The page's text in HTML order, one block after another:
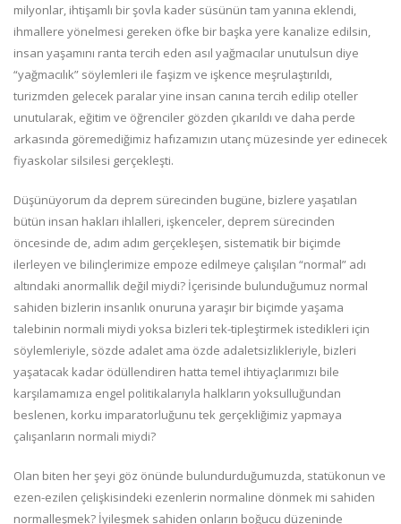
milyonlar, ihtişamlı bir şovla kader süsünün tam yanına eklendi,
ihmallere yönelmesi gereken öfke bir başka yere kanalize edilsin,
insan yaşamını ranta tercih eden asıl yağmacılar unutulsun diye
“yağmacılık” söylemleri ile faşizm ve işkence meşrulaştırıldı,
turizmden gelecek paralar yine insan canına tercih edilip oteller
unutularak, eğitim ve öğrenciler gözden çıkarıldı ve daha perde
arkasında göremediğimiz hafızamızın utanç müzesinde yer edinecek
fiyaskolar silsilesi gerçekleşti.
Düşünüyorum da deprem sürecinden bugüne, bizlere yaşatılan
bütün insan hakları ihlalleri, işkenceler, deprem sürecinden
öncesinde de, adım adım gerçekleşen, sistematik bir biçimde
ilerleyen ve bilinçlerimize empoze edilmeye çalışılan “normal” adı
altındaki anormallik değil miydi? İçerisinde bulunduğumuz normal
sahiden bizlerin insanlık onuruna yaraşır bir biçimde yaşama
talebinin normali miydi yoksa bizleri tek-tipleştirmek istedikleri için
söylemleriyle, sözde adalet ama özde adaletsizlikleriyle, bizleri
yaşatacak kadar ödüllendiren hatta temel ihtiyaçlarımızı bile
karşılamamıza engel politikalarıyla halkların yoksulluğundan
beslenen, korku imparatorluğunu tek gerçekliğimiz yapmaya
çalışanların normali miydi?
Olan biten her şeyi göz önünde bulundurduğumuzda, statükonun ve
ezen-ezilen çelişkisindeki ezenlerin normaline dönmek mi sahiden
normalleşmek? İyileşmek sahiden onların boğucu düzeninde